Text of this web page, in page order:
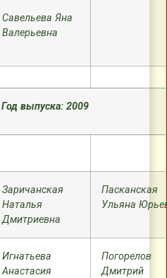
Савельева Яна
Валерьевна
Год выпуска: 2009
Заричанская
Наталья
Дмитриевна
Пасканская
Ульяна
Игнатьева
Анастасия
Погорелов
Дмитрий